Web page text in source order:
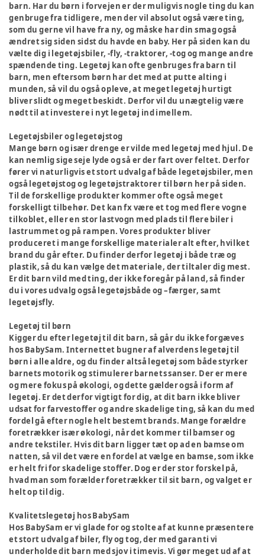
barn. Har du børn i forvejen er der muligvis nogle ting du kan
genbruge fra tidligere, men der vil absolut også være ting,
som du gerne vil have fra ny, og måske har din smag også
ændret sig siden sidst du havde en baby. Her på siden kan du
vælte dig i legetøjsbiler, -fly, -traktorer, -tog og mange andre
spændende ting. Legetøj kan ofte genbruges fra barn til
barn, men eftersom børn har det med at putte alting i
munden, så vil du også opleve, at meget legetøj hurtigt
bliver slidt og meget beskidt. Derfor vil du unægtelig være
nødt til at investere i nyt legetøj ind imellem.
Legetøjsbiler og legetøjstog
Mange børn og især drenge er vilde med legetøj med hjul. De
kan nemlig sige seje lyde og så er der fart over feltet. Derfor
fører vi naturligvis et stort udvalg af både legetøjsbiler, men
også legetøjstog og legetøjstraktorer til børn her på siden.
Til de forskellige produkter kommer ofte også meget
forskelligt tilbehør. Det kan fx være et tog med flere vogne
tilkoblet, eller en stor lastvogn med plads til flere biler i
lastrummet og på rampen. Vores produkter bliver
produceret i mange forskellige materialer alt efter, hvilket
brand du går efter. Du finder derfor legetøj i både træ og
plastik, så du kan vælge det materiale, der tiltaler dig mest.
Er dit barn vild med ting, der ikke foregår på land, så finder
du i vores udvalg også legetøjsbåde og –færger, samt
legetøjsfly.
Legetøj til børn
Kigger du efter legetøj til dit barn, så går du ikke forgæves
hos BabySam. Internettet bugner af alverdens legetøj til
børn i alle aldre, og du finder altså legetøj som både styrker
barnets motorik og stimulerer barnets sanser. Der er mere
og mere fokus på økologi, og dette gælder også i form af
legetøj. Er det derfor vigtigt for dig, at dit barn ikke bliver
udsat for farvestoffer og andre skadelige ting, så kan du med
fordel gå efter nogle helt bestemt brands. Mange forældre
foretrækker især økologi, når det kommer til bamser og
andre tekstiler. Hvis dit barn ligger tæt op ad en bamse om
natten, så vil det være en fordel at vælge en bamse, som ikke
er helt fri for skadelige stoffer. Dog er der stor forskel på,
hvad man som forælder foretrækker til sit barn, og valget er
helt op til dig.
Kvalitetslegetøj hos BabySam
Hos BabySam er vi glade for og stolte af at kunne præsentere
et stort udvalg af biler, fly og tog, der med garanti vi
underholde dit barn med sjov i timevis. Vi gør meget ud af at